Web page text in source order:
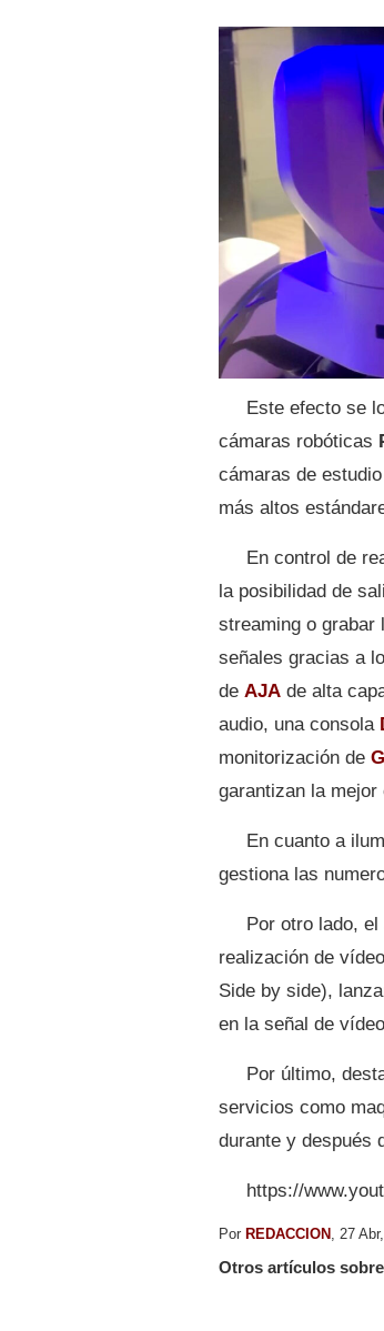
Este efecto se
cámaras robóticas
cámaras de
más altos
En control de
la posibilidad de
streaming o grabar
señales gracias a
de AJA de alta
audio, una consola
monitorización de
garantizan la
En cuanto a
gestiona las
Por otro lado,
realización de
Side by side),
en la señal de
Por último,
servicios como
durante y después
https://
Por REDACCION , 27
Otros artículos sobre